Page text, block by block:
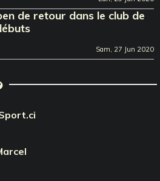
de retour dans le club de
Sam, 27 Jun 2020